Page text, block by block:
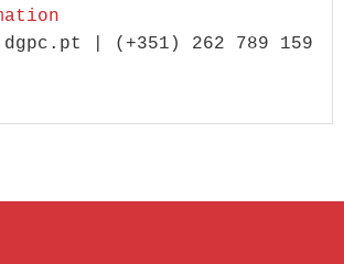
| (+351) 262 789 159